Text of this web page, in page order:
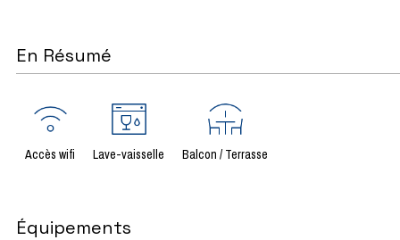
En Résumé
Accès wifi Lave-vaisselle Balcon / Terrasse
Équipements